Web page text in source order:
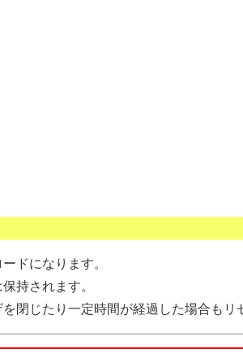
ドになります。
持されます。
閉じたり一定時間が経過した場合もリ